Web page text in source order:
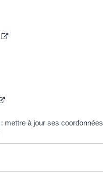
mettre à jour ses coordonnées